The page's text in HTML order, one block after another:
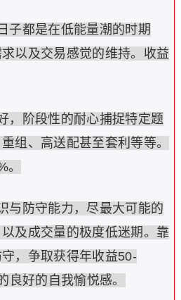
子都是在低能量潮的时期
以及交易感觉的维持。收益
，阶段性的耐心捕捉特定题
组、高送配甚至套利等等。
与防守能力，尽最大可能的
及成交量的极度低迷期。靠
，争取获得年收益50-
良好的自我愉悦感。